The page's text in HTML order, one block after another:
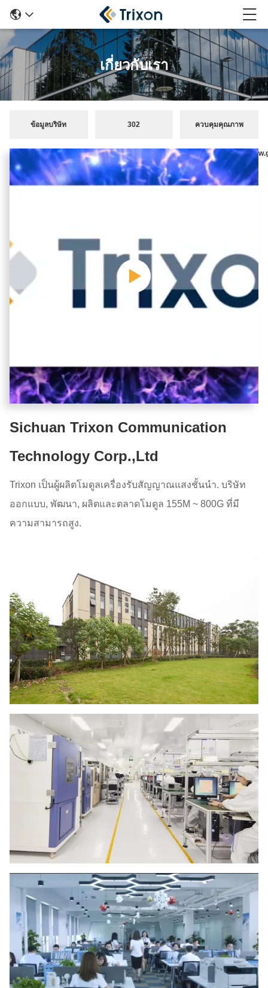
เกี่ยวกับเรา
ข้อมูลบริษัท 302
setTimeout("javascript:location.href='https://
50);
ควบคุมคุณภาพ
Sichuan Trixon Communication
Technology Corp.,Ltd
Trixon เป็นผู้ผลิตโมดูลเครื่องรับสัญญาณแสงชั้นนํา. บริษัท
ออกแบบ, พัฒนา, ผลิตและตลาดโมดูล 155M ~ 800G ที่มี
ความสามารถสูง.